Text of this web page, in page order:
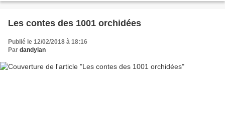
Les contes des 1001 orchidées
Publié le 12/02/2018 à 18:16
Par dandylan